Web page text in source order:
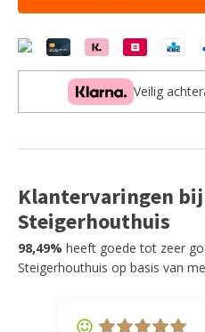
-
-
Veilig
Klantervaringen
Steigerhouthuis
98,49% heeft goede tot zeer
Steigerhouthuis op basis van